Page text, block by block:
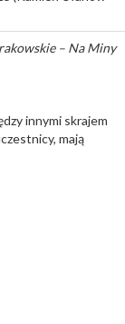
– Na Miny
innymi skrajem
mają